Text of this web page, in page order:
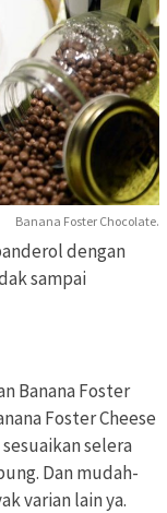
Banana Foster Chocolate.
dengan
sampai
Banana Foster
Foster Cheese
selera
Dan mudah-
varian lain ya.